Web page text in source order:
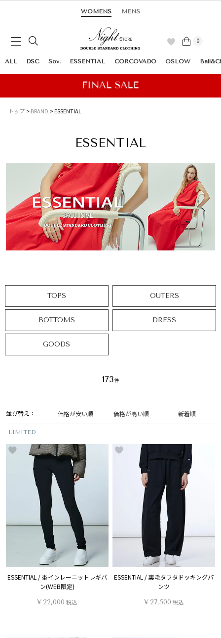
WOMENS MENS
0
ALL DSC Sov. ESSENTIAL CORCOVADO OSLOW
トップ BRAND ESSENTIAL
ESSENTIAL
TOPS OUTERS
BOTTOMS DRESS
GOODS
並び替え 価格が安い順 価格が高い順 新着順
173
LIMITED
ESSENTIAL / 杢インレーニットレギパ
ン(WEB限定)
¥ 22,000 税込
ESSENTIAL / 裏毛タフタドッキングパ
ンツ
¥ 27,500 税込